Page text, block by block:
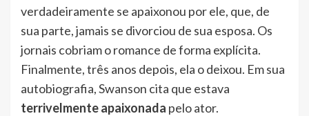
verdadeiramente se apaixonou por ele, que, de
sua parte, jamais se divorciou de sua esposa. Os
jornais cobriam o romance de forma explícita.
Finalmente, três anos depois, ela o deixou. Em sua
autobiografia, Swanson cita que estava
terrivelmente apaixonada pelo ator.